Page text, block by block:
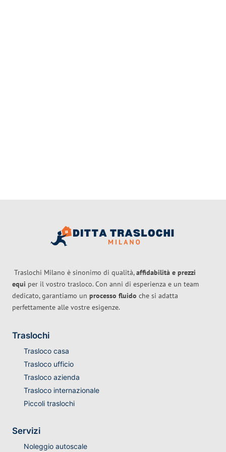
Traslochi Milano è sinonimo di qualità,affidabilità e prezzi
equi per il vostro trasloco. Con anni di esperienza e un team
dedicato, garantiamo un processo fluido che si adatta
perfettamente alle vostre esigenze.
Traslochi
Trasloco casa
Trasloco ufficio
Trasloco azienda
Trasloco internazionale
Piccoli traslochi
Servizi
Noleggio autoscale